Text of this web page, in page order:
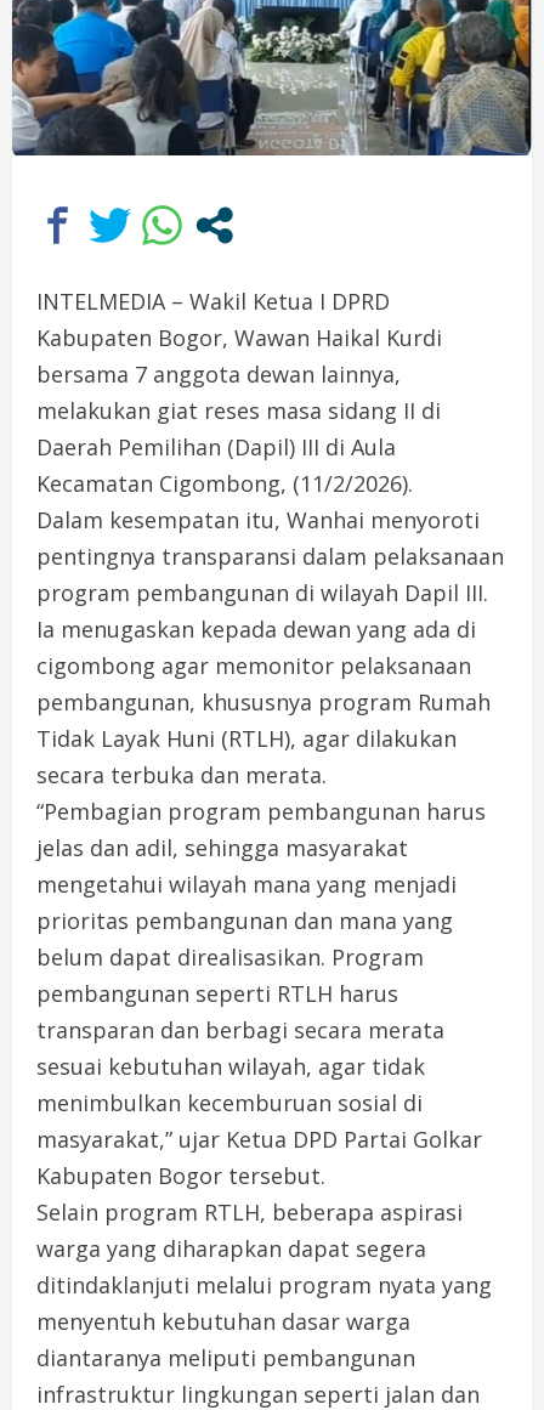
INTELMEDIA – Wakil Ketua I DPRD
Kabupaten Bogor, Wawan Haikal Kurdi
bersama 7 anggota dewan lainnya,
melakukan giat reses masa sidang II di
Daerah Pemilihan (Dapil) III di Aula
Kecamatan Cigombong, (11/2/2026).
Dalam kesempatan itu, Wanhai menyoroti
pentingnya transparansi dalam pelaksanaan
program pembangunan di wilayah Dapil III.
Ia menugaskan kepada dewan yang ada di
cigombong agar memonitor pelaksanaan
pembangunan, khususnya program Rumah
Tidak Layak Huni (RTLH), agar dilakukan
secara terbuka dan merata.
“Pembagian program pembangunan harus
jelas dan adil, sehingga masyarakat
mengetahui wilayah mana yang menjadi
prioritas pembangunan dan mana yang
belum dapat direalisasikan. Program
pembangunan seperti RTLH harus
transparan dan berbagi secara merata
sesuai kebutuhan wilayah, agar tidak
menimbulkan kecemburuan sosial di
masyarakat,” ujar Ketua DPD Partai Golkar
Kabupaten Bogor tersebut.
Selain program RTLH, beberapa aspirasi
warga yang diharapkan dapat segera
ditindaklanjuti melalui program nyata yang
menyentuh kebutuhan dasar warga
diantaranya meliputi pembangunan
infrastruktur lingkungan seperti jalan dan